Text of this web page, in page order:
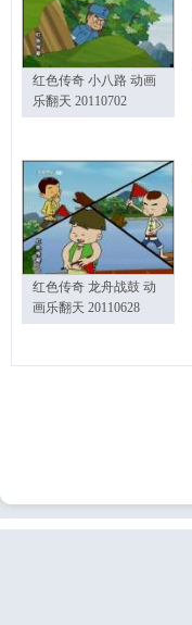
红色传奇 小八路 动画
乐翻天 20110702
红色传奇 龙舟战鼓 动
画乐翻天 20110628